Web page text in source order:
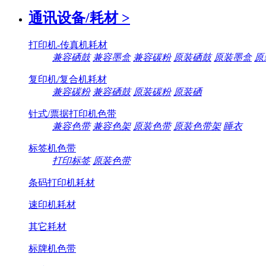
通讯设备/耗材 >
打印机-传真机耗材
兼容硒鼓 兼容墨盒 兼容碳粉 原装硒鼓 原装墨盒
复印机/复合机耗材
兼容碳粉 兼容硒鼓 原装碳粉 原装硒
针式/票据打印机色带
兼容色带 兼容色架 原装色带 原装色带架 睡衣
标签机色带
打印标签 原装色带
条码打印机耗材
速印机耗材
其它耗材
标牌机色带